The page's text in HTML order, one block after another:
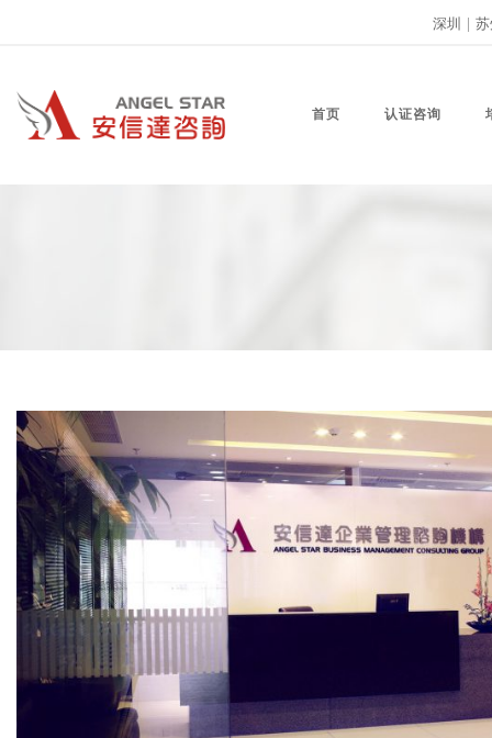
深圳 |
首页 认证咨询